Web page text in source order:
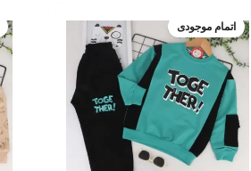
اتمام موجودی